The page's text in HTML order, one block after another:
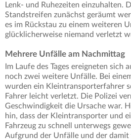
Lenk- und Ruhezeiten einzuhalten.
Standstreifen zunächst geräumt
es im Rückstau zu einem weiteren
glücklicherweise niemand verletzt
Mehrere Unfälle am Nachmittag
Im Laufe des Tages ereigneten sich
noch zwei weitere Unfälle. Bei
wurden ein Kleintransporterfahrer
Fahrer leicht verletzt. Die Polizei
Geschwindigkeit die Ursache war.
hin, dass der Kleintransporter und
Fahrzeug zu schnell unterwegs
Aufgrund der Unfälle und der damit